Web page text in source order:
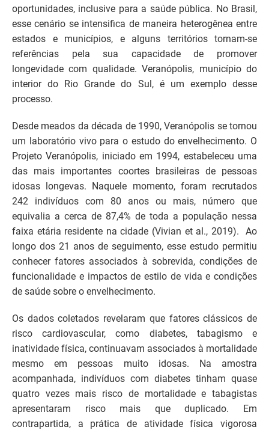
oportunidades, inclusive para a saúde pública. No Brasil,
esse cenário se intensifica de maneira heterogênea entre
estados e municípios, e alguns territórios tornam-se
referências pela sua capacidade de promover
longevidade com qualidade. Veranópolis, município do
interior do Rio Grande do Sul, é um exemplo desse
processo.
Desde meados da década de 1990, Veranópolis se tornou
um laboratório vivo para o estudo do envelhecimento. O
Projeto Veranópolis, iniciado em 1994, estabeleceu uma
das mais importantes coortes brasileiras de pessoas
idosas longevas. Naquele momento, foram recrutados
242 indivíduos com 80 anos ou mais, número que
equivalia a cerca de 87,4% de toda a população nessa
faixa etária residente na cidade (Vivian et al., 2019). Ao
longo dos 21 anos de seguimento, esse estudo permitiu
conhecer fatores associados à sobrevida, condições de
funcionalidade e impactos de estilo de vida e condições
de saúde sobre o envelhecimento.
Os dados coletados revelaram que fatores clássicos de
risco cardiovascular, como diabetes, tabagismo e
inatividade física, continuavam associados à mortalidade
mesmo em pessoas muito idosas. Na amostra
acompanhada, indivíduos com diabetes tinham quase
quatro vezes mais risco de mortalidade e tabagistas
apresentaram risco mais que duplicado. Em
contrapartida, a prática de atividade física vigorosa